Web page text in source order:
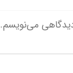
دیدگاهی می‌نویسم.